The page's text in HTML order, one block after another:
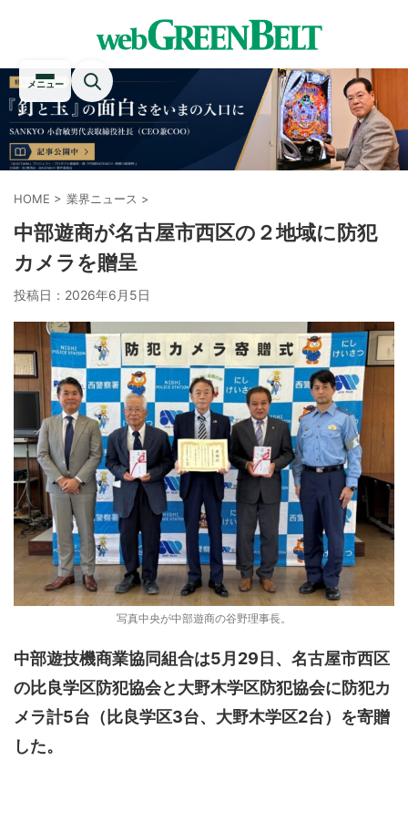
メニュー
HOME > 業界ニュース >
中部遊商が名古屋市西区の２地域に防犯
カメラを贈呈
投稿日： 2026年6月5日
写真中央が中部遊商の谷野理事長。
中部遊技機商業協同組合は5月29日、名古屋市西区
の比良学区防犯協会と大野木学区防犯協会に防犯カ
メラ計5台（比良学区3台、大野木学区2台）を寄贈
した。